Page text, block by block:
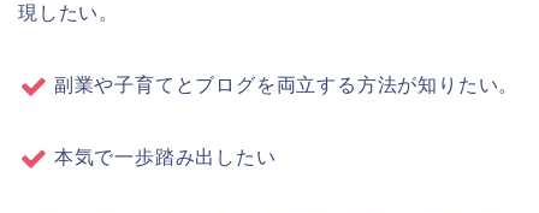
現したい。
副業や子育てとブログを両立する方法が知りたい。
本気で一歩踏み出したい